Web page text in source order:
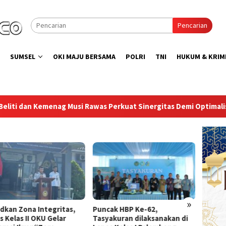
Pencarian
SUMSEL OKI MAJU BERSAMA POLRI TNI HUKUM &
Perkuat Sinergitas Demi Optimalisasi Pembinaan Rohani Warga
»
HBP Ke-62,
dilaksanakan di
Lapas Sekayu Gandeng
Lembaga PDKP Perkuat